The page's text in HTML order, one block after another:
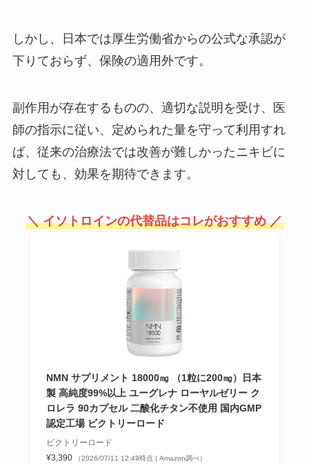
い！
ココヤシファイバーはダイソーや
ホームセンターで売ってる？
る？お得に買える方法や販売店を
紹介
たまご化粧水は製造中止？理由
は？売ってないの？値段や口コミ
をご紹介！
しかし、日本では厚生労働省からの公式な承認が
下りておらず、保険の適用外です。
副作用が存在するものの、適切な説明を受け、医
師の指示に従い、定められた量を守って利用すれ
ば、従来の治療法では改善が難しかったニキビに
対しても、効果を期待できます。
＼ イソトロインの代替品はコレがおすすめ ／
NMN サプリメント 18000㎎ （1粒に200㎎）日本
製 高純度99%以上 ユーグレナ ローヤルゼリー ク
ロレラ 90カプセル 二酸化チタン不使用 国内GMP
認定工場 ビクトリーロード
ビクトリーロード
¥3,390
（2026/07/11 12:49時点 | Amazon調べ）